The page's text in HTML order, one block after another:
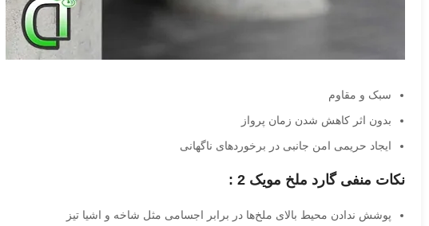
سبک و مقاوم
بدون اثر کاهش شدن زمان پرواز
ایجاد حریمی امن جانبی در برخوردهای ناگهانی
نکات منفی گارد ملخ مویک 2 :
پوشش ندادن محیط بالای ملخ‌ها در برابر اجسامی مثل شاخه و اشیا تیز